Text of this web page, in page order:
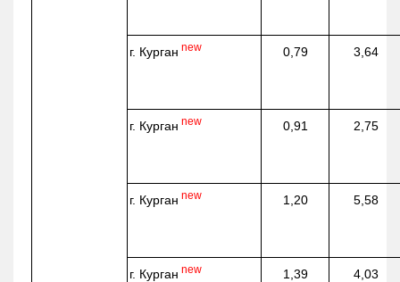
г. Курган new 0,79 3,64
г. Курган new 0,91 2,75
г. Курган new 1,20 5,58
г. Курган new 1,39 4,03